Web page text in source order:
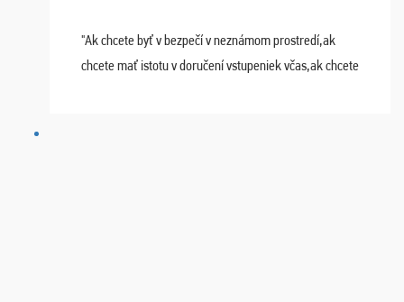
"Ak chcete byť v bezpečí v neznámom prostredí,ak
chcete mať istotu v doručení vstupeniek včas,ak chcete